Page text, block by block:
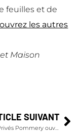
feuilles et de
les autres
Maison
SUIVANT
Les Salons Privés Pommery ouvrent leurs portes pour les Journées du Patrimoine Européen